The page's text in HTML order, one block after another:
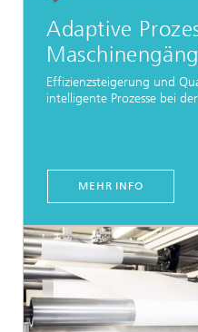
Adaptive
Effizienzsteigerung und
intelligente Prozesse bei
MEHR INFO